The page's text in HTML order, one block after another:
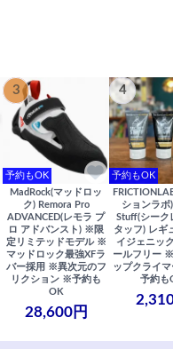
3
予約もOK
MadRock(マッドロッ
ク) Remora Pro
ADVANCED(レモラ プ
ロ アドバンスト) ※限
定リミテッドモデル ※
マッドロック最強XFラ
バー採用 ※異次元のフ
リクション ※予約も
OK
28,600円
4
予約もOK
ションラボ
Stuff(シーク
タッフ) レギ
イジェニッ
ールフリー
ップクライ
予約も